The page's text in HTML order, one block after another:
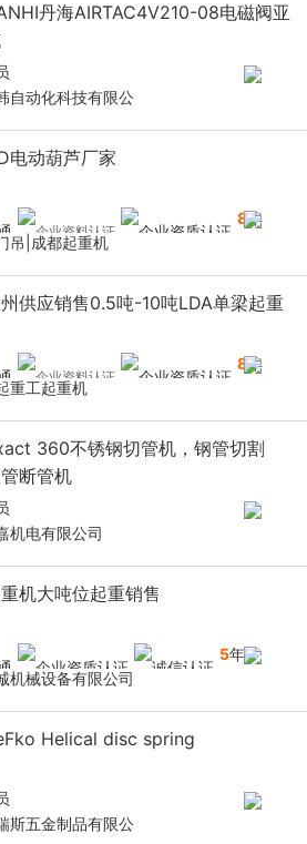
丹海AIRTAC4V210-08电磁阀亚
自动化科技有限公
电动葫芦厂家
8年
吊|成都起重机
供应销售0.5吨-10吨LDA单梁起重
8年
重工起重机
360不锈钢切管机，钢管切割
断管机
机电有限公司
机大吨位起重销售
5年
机械设备有限公司
Helical disc spring
斯五金制品有限公